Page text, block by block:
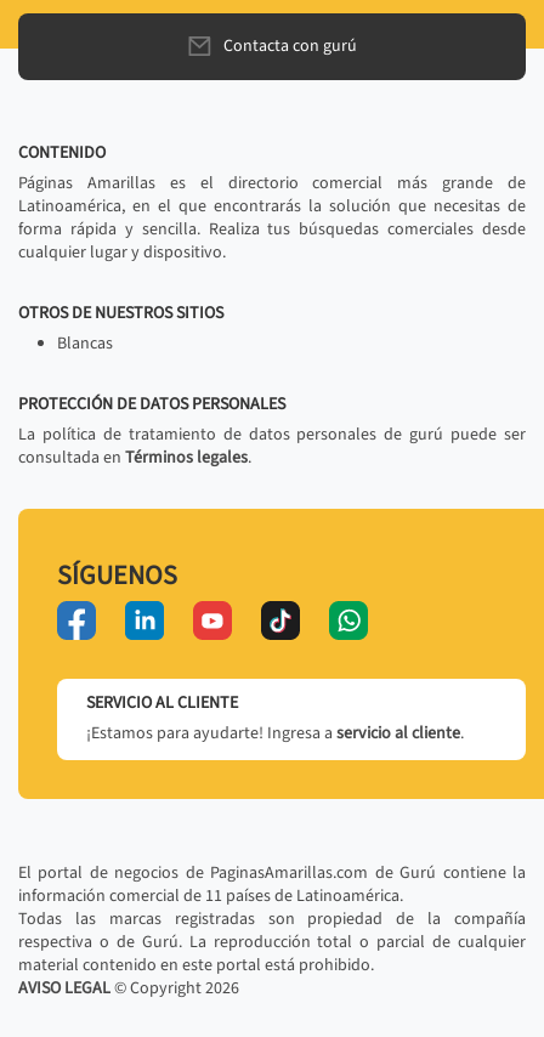
Contacta con gurú
CONTENIDO
Páginas Amarillas es el directorio comercial más grande de
Latinoamérica, en el que encontrarás la solución que necesitas de
forma rápida y sencilla. Realiza tus búsquedas comerciales desde
cualquier lugar y dispositivo.
OTROS DE NUESTROS SITIOS
Blancas
PROTECCIÓN DE DATOS PERSONALES
La política de tratamiento de datos personales de gurú puede ser
consultada en Términos legales.
SÍGUENOS
SERVICIO AL CLIENTE
¡Estamos para ayudarte! Ingresa a servicio al cliente.
El portal de negocios de PaginasAmarillas.com de Gurú contiene la
información comercial de 11 países de Latinoamérica.
Todas las marcas registradas son propiedad de la compañía
respectiva o de Gurú. La reproducción total o parcial de cualquier
material contenido en este portal está prohibido.
AVISO LEGAL© Copyright2026